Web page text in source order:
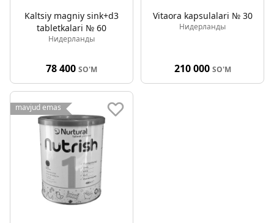
Kaltsiy magniy sink+d3
tabletkalari № 60
Нидерланды
78 400 SO'M
Vitaora kapsulalari № 30
Нидерланды
210 000 SO'M
mavjud emas